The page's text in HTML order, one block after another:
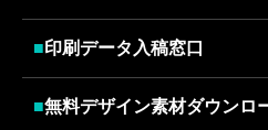
■印刷データ入稿窓口
■無料デザイン素材ダウンロ